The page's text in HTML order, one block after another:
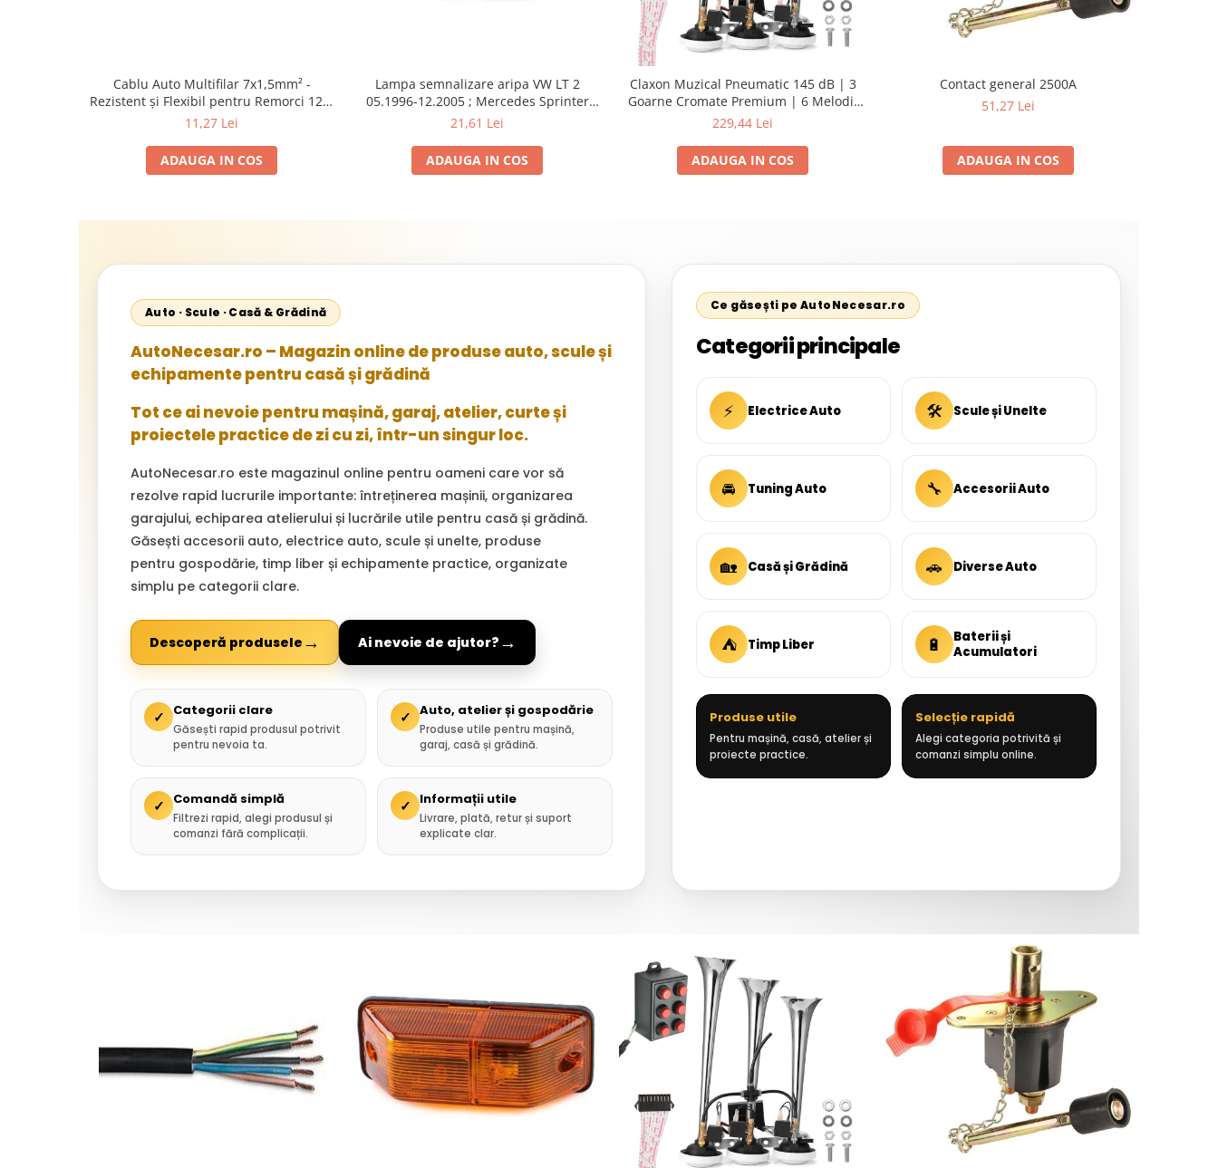
Cablu Auto Multifilar 7x1,5mm² -
Rezistent și Flexibil pentru Remorci 12V-
24V
11,27 Lei
ADAUGA IN COS
Lampa semnalizare aripa VW LT 2
05.1996-12.2005 ; Mercedes Sprinter
1995-2002, 512D-814 DA; Actros 1996-
Starliner,Centroliner, Cityliner;
21,61 Lei
ADAUGA IN COS
Claxon Muzical Pneumatic 145 dB | 3
Goarne Cromate Premium | 6 Melodii
Selectabile
229,44 Lei
ADAUGA IN COS
Contact general 2500A
51,27 Lei
ADAUGA IN COS
Auto · Scule · Casă & Grădină
AutoNecesar.ro – Magazin online de produse auto, scule și
echipamente pentru casă și grădină
Tot ce ai nevoie pentru mașină, garaj, atelier, curte și
proiectele practice de zi cu zi, într-un singur loc.
AutoNecesar.ro este magazinul online pentru oameni care vor să
rezolve rapid lucrurile importante: întreținerea mașinii, organizarea
garajului, echiparea atelierului și lucrările utile pentru casă și grădină.
Găsești accesorii auto, electrice auto, scule și unelte, produse
pentru gospodărie, timp liber și echipamente practice, organizate
simplu pe categorii clare.
Descoperă produsele → Ai nevoie de ajutor? →
✓ Categorii clare
Găsești rapid produsul potrivit
pentru nevoia ta.
✓ Auto, atelier și gospodărie
Produse utile pentru mașină,
garaj, casă și grădină.
✓ Comandă simplă
Filtrezi rapid, alegi produsul și
comanzi fără complicații.
✓ Informații utile
Livrare, plată, retur și suport
explicate clar.
Ce găsești pe AutoNecesar.ro
Categorii principale
⚡ Electrice Auto 🛠 Scule și Unelte
🚘 Tuning Auto 🔧 Accesorii Auto
🏡 Casă și Grădină 🚗 Diverse Auto
⛺ Timp Liber 🔋
Baterii și
Acumulatori
Produse utile
Pentru mașină, casă, atelier și
proiecte practice.
Selecție rapidă
Alegi categoria potrivită și
comanzi simplu online.